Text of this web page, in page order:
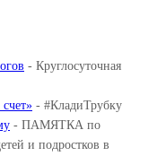
- Круглосуточная
- #КладиТрубку
- ПАМЯТКА по
и подростков в